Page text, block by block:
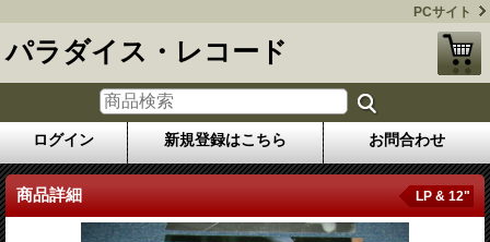
PCサイト
パラダイス・レコード
ログイン 新規登録はこちら お問合わせ
商品詳細 LP & 12"